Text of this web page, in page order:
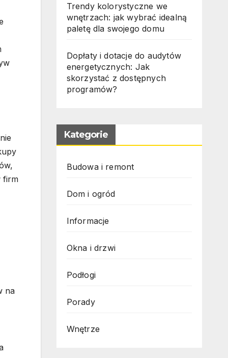
firm
na
Trendy kolorystyczne we
wnętrzach: jak wybrać idealną
paletę dla swojego domu
Dopłaty i dotacje do audytów
energetycznych: Jak
skorzystać z dostępnych
programów?
Kategorie
Budowa i remont
Dom i ogród
Informacje
Okna i drzwi
Podłogi
Porady
Wnętrze